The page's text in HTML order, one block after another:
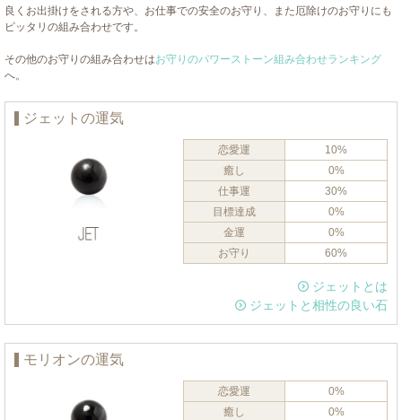
良くお出掛けをされる方や、お仕事での安全のお守り、また厄除けのお守りにも
ピッタリの組み合わせです。
その他のお守りの組み合わせはお守りのパワーストーン組み合わせランキング
へ。
ジェットの運気
恋愛運
10%
癒し
0%
仕事運
30%
目標達成
0%
金運
0%
お守り
60%
ジェットとは
ジェットと相性の良い石
モリオンの運気
恋愛運
0%
癒し
0%